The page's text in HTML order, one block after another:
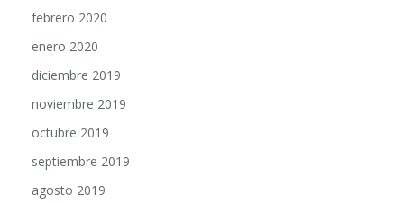
febrero 2020
enero 2020
diciembre 2019
noviembre 2019
octubre 2019
septiembre 2019
agosto 2019